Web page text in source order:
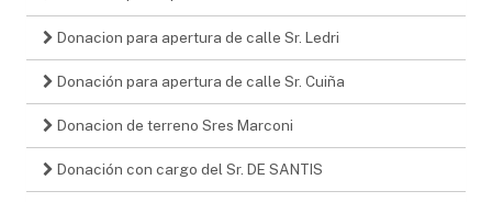
Donacion para apertura de calle Sr. Ledri
Donación para apertura de calle Sr. Cuiña
Donacion de terreno Sres Marconi
Donación con cargo del Sr. DE SANTIS